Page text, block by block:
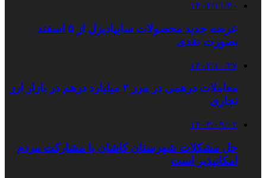
۱۴۰۲/۱۱/۳۰
عرضه جدید محصولات سایپادیزل از ۵ اسفند
بصورت نقدی
۱۴۰۲/۱۰/۲۷
معاملات درهمی در مرز ٢ میلیارد درهم در بازار ارز
تجاری
۱۴۰۳/۰۹/۰۲
حل مشکلات شهرستان کاشان با مشارکت مردم
امکانپذیر است